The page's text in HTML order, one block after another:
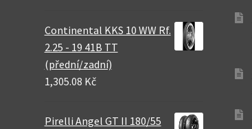
Continental KKS 10 WW Rf.
2.25 - 19 41B TT
(přední/zadní)
1,305.08 Kč
Pirelli Angel GT II 180/55